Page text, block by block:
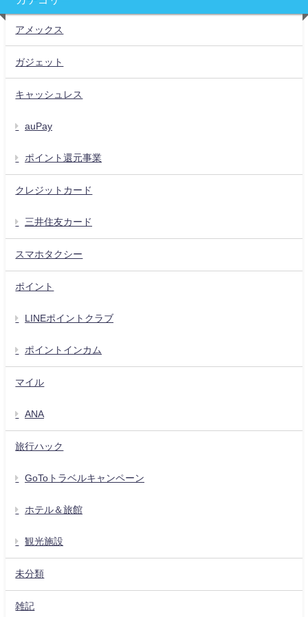
アメックス
ガジェット
キャッシュレス
auPay
ポイント還元事業
クレジットカード
三井住友カード
スマホタクシー
ポイント
LINEポイントクラブ
ポイントインカム
マイル
ANA
旅行ハック
GoToトラベルキャンペーン
ホテル＆旅館
観光施設
未分類
雑記